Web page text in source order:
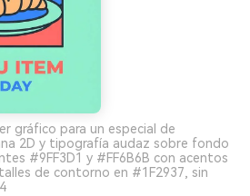
gráfico para un especial de
2D y tipografía audaz sobre fondo
#9FF3D1 y #FF6B6B con acentos
de contorno en #1F2937, sin